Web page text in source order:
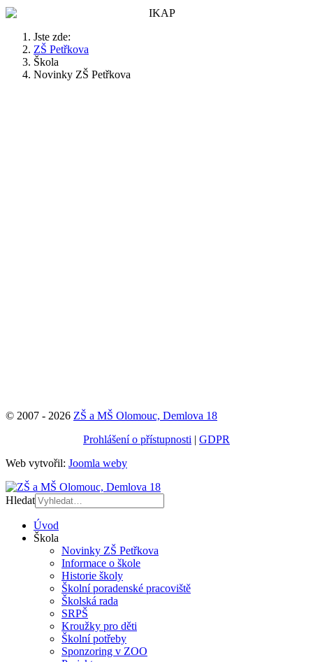
Jste zde:
ZŠ Petřkova
Škola
Novinky ZŠ Petřkova
© 2007 - 2026 ZŠ a MŠ Olomouc, Demlova 18
Prohlášení o přístupnosti | GDPR
Web vytvořil: Joomla weby
Hledat
Úvod
Škola
Novinky ZŠ Petřkova
Informace o škole
Historie školy
Školní poradenské pracoviště
Školská rada
SRPŠ
Kroužky pro děti
Školní potřeby
Sponzoring v ZOO